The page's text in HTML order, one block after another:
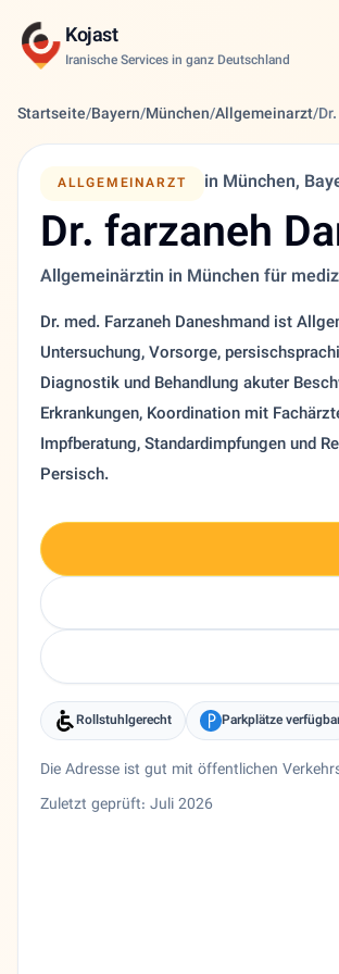
Kojast
Iranische Services in ganz Deutschland
Startseite/Bayern/München/Allgemeinarzt/
ALLGEMEINARZT in München,
Dr. farzaneh
Allgemeinärztin in München für
Dr. med. Farzaneh Daneshmand ist
Untersuchung, Vorsorge,
Diagnostik und Behandlung akuter
Erkrankungen, Koordination mit
Impfberatung, Standardimpfungen und
Persisch.
Rollstuhlgerecht Parkplätze
Die Adresse ist gut mit öffentlichen
Zuletzt geprüft: Juli 2026
Allgemeinarzt Dr. farzaneh